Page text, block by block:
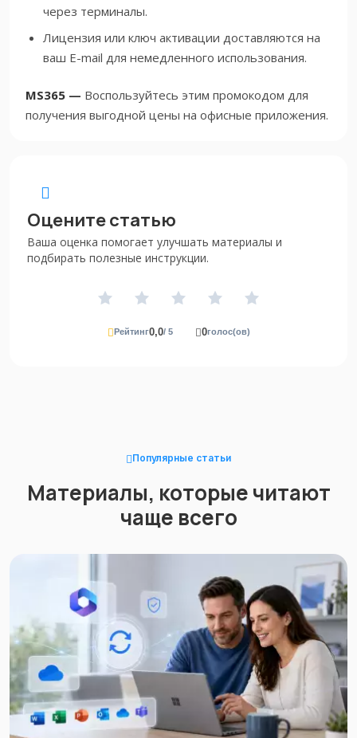
через терминалы.
Лицензия или ключ активации доставляются на
ваш E-mail для немедленного использования.
MS365 — Воспользуйтесь этим промокодом для
получения выгодной цены на офисные приложения.
Оцените статью
Ваша оценка помогает улучшать материалы и
подбирать полезные инструкции.
Рейтинг0,0/ 5 0голос(ов)
Популярные статьи
Материалы, которые читают
чаще всего